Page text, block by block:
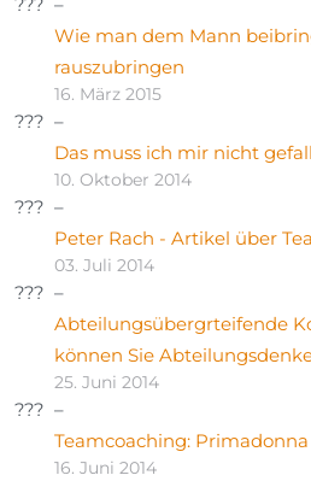
Wie man dem Mann
rauszubringen
16. März 2015
Das muss ich mir nicht
10. Oktober 2014
Peter Rach - Artikel über
03. Juli 2014
Abteilungsübergrteifende
können Sie
25. Juni 2014
Teamcoaching:
16. Juni 2014